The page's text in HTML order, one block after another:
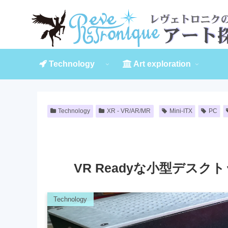
Technology Art exploration
Technology XR - VR/AR/MR Mini-ITX PC
VR Readyな小型デスク
Technology